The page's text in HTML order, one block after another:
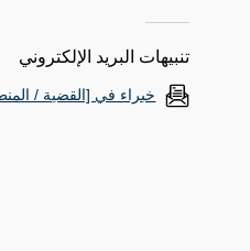
تنبيهات البريد الإلكتروني
خبراء في [القضية /